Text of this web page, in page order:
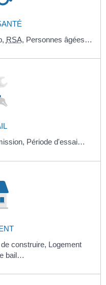
RSA, Personnes âgées…
Période d'essai…
construire, Logement
bail…